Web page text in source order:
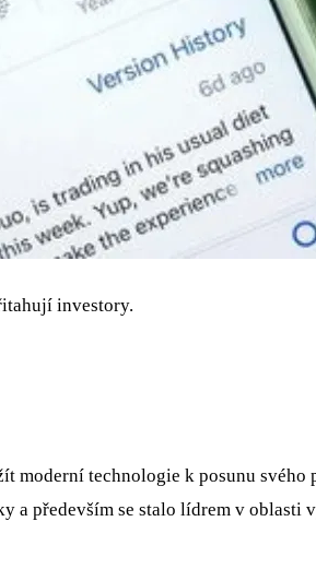
investory.
technologie k posunu
a především se stalo lídrem v